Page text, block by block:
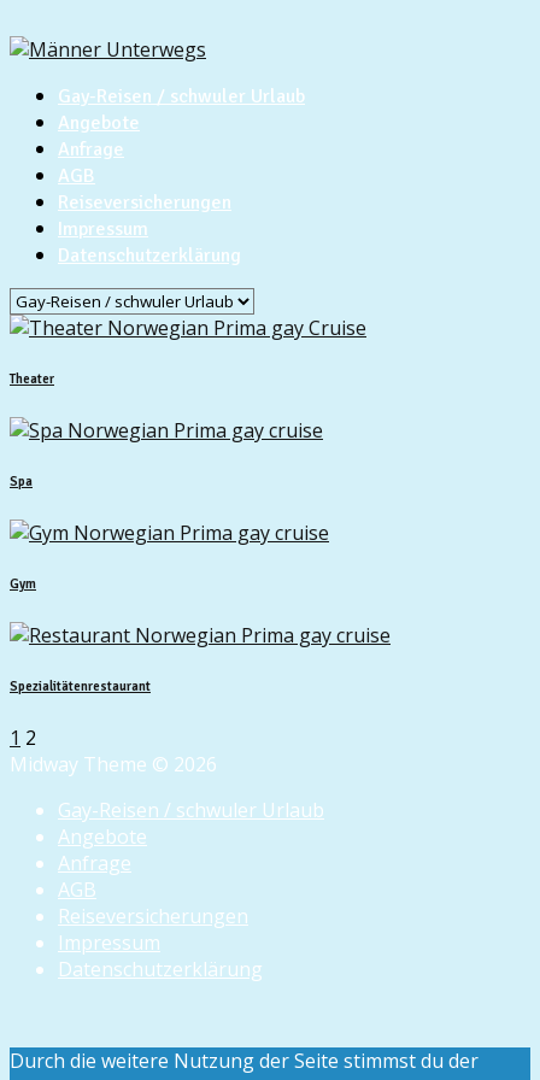
Gay-Reisen / schwuler Urlaub
Angebote
Anfrage
AGB
Reiseversicherungen
Impressum
Datenschutzerklärung
Theater
Spa
Gym
Spezialitätenrestaurant
1 2
Midway Theme © 2026
Gay-Reisen / schwuler Urlaub
Angebote
Anfrage
AGB
Reiseversicherungen
Impressum
Datenschutzerklärung
Durch die weitere Nutzung der Seite stimmst du der